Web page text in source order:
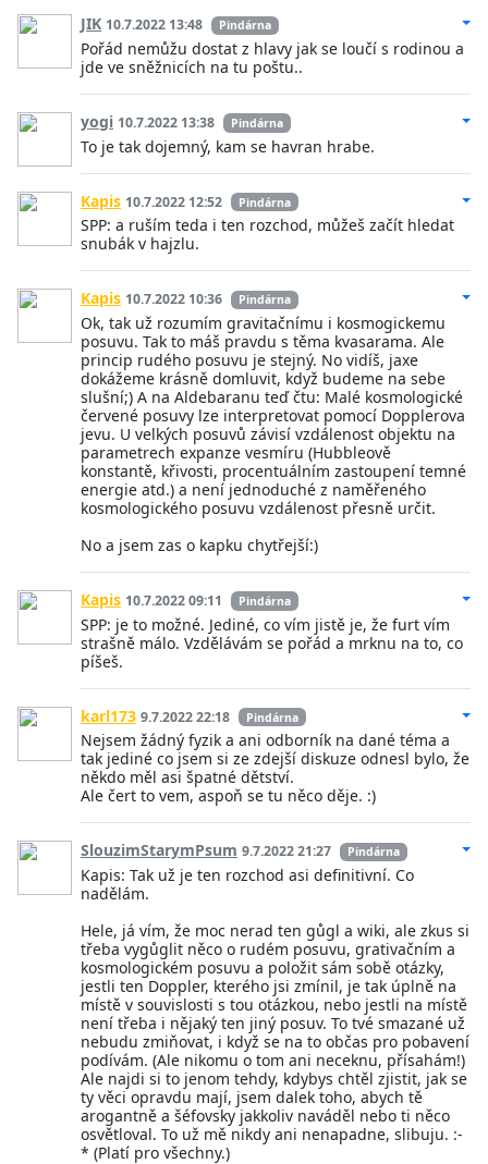
JIK 10.7.2022 13:48 Pindárna
Pořád nemůžu dostat z hlavy jak se loučí s rodinou a
jde ve sněžnicích na tu poštu..
yogi 10.7.2022 13:38 Pindárna
To je tak dojemný, kam se havran hrabe.
Kapis 10.7.2022 12:52 Pindárna
SPP: a ruším teda i ten rozchod, můžeš začít hledat
snubák v hajzlu.
Kapis 10.7.2022 10:36 Pindárna
Ok, tak už rozumím gravitačnímu i kosmogickemu
posuvu. Tak to máš pravdu s těma kvasarama. Ale
princip rudého posuvu je stejný. No vidíš, jaxe
dokážeme krásně domluvit, když budeme na sebe
slušní;) A na Aldebaranu teď čtu: Malé kosmologické
červené posuvy lze interpretovat pomocí Dopplerova
jevu. U velkých posuvů závisí vzdálenost objektu na
parametrech expanze vesmíru (Hubbleově
konstantě, křivosti, procentuálním zastoupení temné
energie atd.) a není jednoduché z naměřeného
kosmologického posuvu vzdálenost přesně určit.
No a jsem zas o kapku chytřejší:)
Kapis 10.7.2022 09:11 Pindárna
SPP: je to možné. Jediné, co vím jistě je, že furt vím
strašně málo. Vzdělávám se pořád a mrknu na to, co
píšeš.
karl173 9.7.2022 22:18 Pindárna
Nejsem žádný fyzik a ani odborník na dané téma a
tak jediné co jsem si ze zdejší diskuze odnesl bylo, že
někdo měl asi špatné dětství.
Ale čert to vem, aspoň se tu něco děje. :)
SlouzimStarymPsum 9.7.2022 21:27 Pindárna
Kapis: Tak už je ten rozchod asi definitivní. Co
nadělám.
Hele, já vím, že moc nerad ten gůgl a wiki, ale zkus si
třeba vygůglit něco o rudém posuvu, grativačním a
kosmologickém posuvu a položit sám sobě otázky,
jestli ten Doppler, kterého jsi zmínil, je tak úplně na
místě v souvislosti s tou otázkou, nebo jestli na místě
není třeba i nějaký ten jiný posuv. To tvé smazané už
nebudu zmiňovat, i když se na to občas pro pobavení
podívám. (Ale nikomu o tom ani neceknu, přísahám!)
Ale najdi si to jenom tehdy, kdybys chtěl zjistit, jak se
ty věci opravdu mají, jsem dalek toho, abych tě
arogantně a šéfovsky jakkoliv naváděl nebo ti něco
osvětloval. To už mě nikdy ani nenapadne, slibuju. :-
* (Platí pro všechny.)